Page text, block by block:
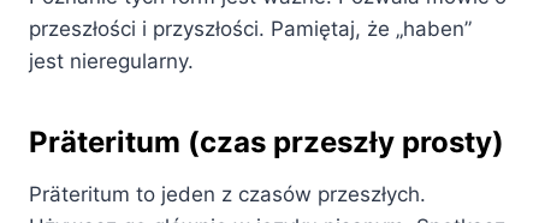
przeszłości i przyszłości. Pamiętaj, że „haben”
jest nieregularny.
Präteritum (czas przeszły prosty)
Präteritum to jeden z czasów przeszłych.